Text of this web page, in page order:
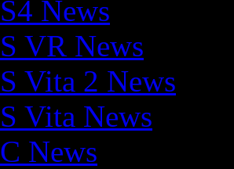
News
VR News
Vita 2 News
Vita News
News